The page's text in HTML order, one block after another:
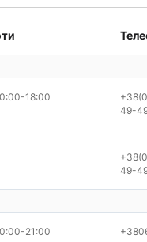
18:00
49-
49-
21:00